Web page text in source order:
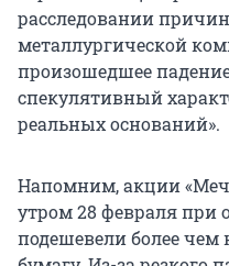
расследовании
металлургической
произошедшее
спекулятивный
реальных оснований».
Напомним, акции
утром 28 февраля при
подешевели более чем